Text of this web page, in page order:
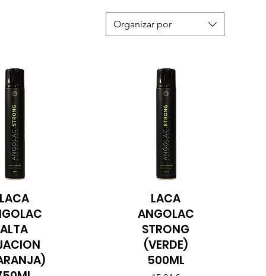
Organizar por
rápida
LACA
ALTA
Vista rápida
LACA
ANGOLAC
STRONG
(VERDE)
500ML